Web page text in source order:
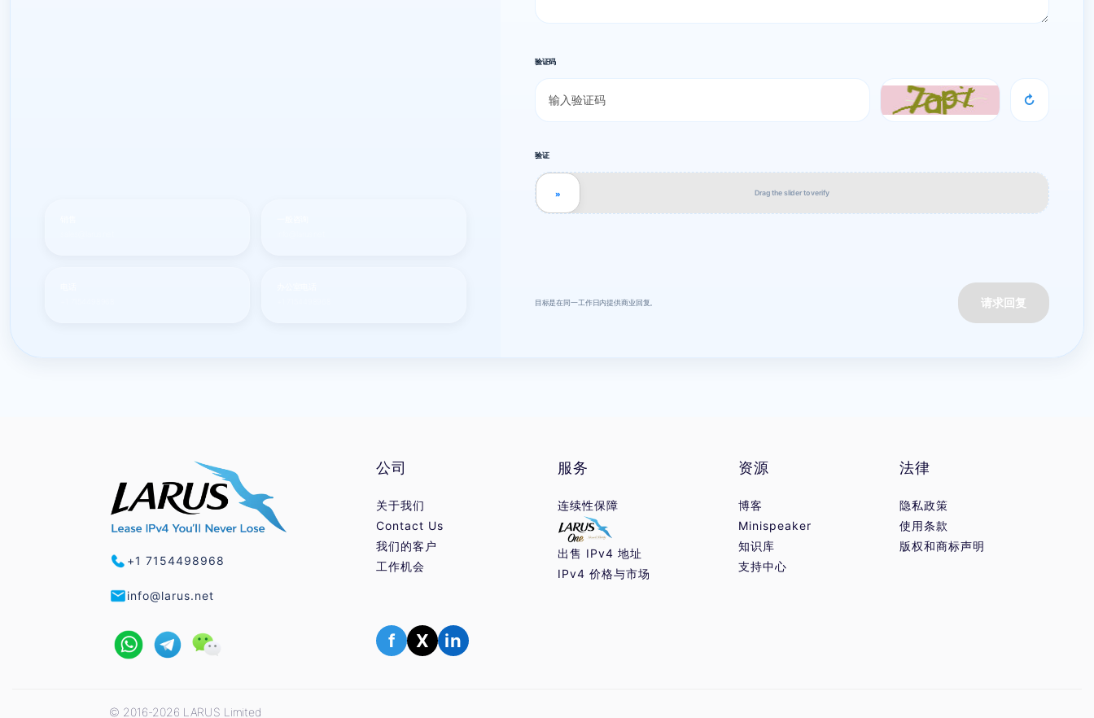
验证码
↻
验证
Drag the slider to verify
»
目标是在同一工作日内提供商业回复。 请求回复
+1 7154498968
info@larus.net
公司
关于我们
Contact Us
我们的客户
工作机会
f X in
服务
连续性保障
出售 IPv4 地址
IPv4 价格与市场
资源
博客
Minispeaker
知识库
支持中心
法律
隐私政策
使用条款
版权和商标声明
© 2016-2026 LARUS Limited